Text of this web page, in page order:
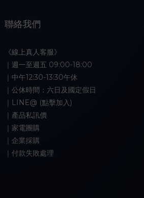
聯絡我們
《線上真人客服》
｜週一至週五 09:00-18:00
｜中午12:30-13:30午休
｜公休時間：六日及國定假日
｜LINE@ (點擊加入)
｜產品私訊價
｜家電團購
｜企業採購
｜付款失敗處理